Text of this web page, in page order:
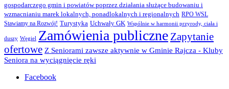
gospodarczego gmin i powiatów poprzez działania służące budowaniu i
wzmacnianiu marek lokalnych, ponadlokalnych i regionalnych RPO WSL
Stawiamy na Rozwój! Turystyka Uchwały GK Wspólnie w harmonii przyrody, ciała i
duszy Węgiel Zamówienia publiczne Zapytanie
ofertowe Z Seniorami zawsze aktywnie w Gminie Rajcza - Kluby
Seniora na wyciągnięcie ręki
Facebook